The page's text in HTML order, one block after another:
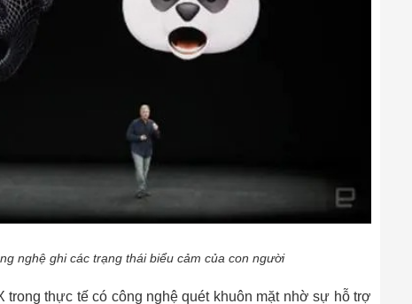
nghệ ghi các trạng thái biểu cảm của con người
trong thực tế có công nghệ quét khuôn mặt nhờ sự hỗ trợ